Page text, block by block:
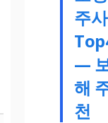
주
—
해
천